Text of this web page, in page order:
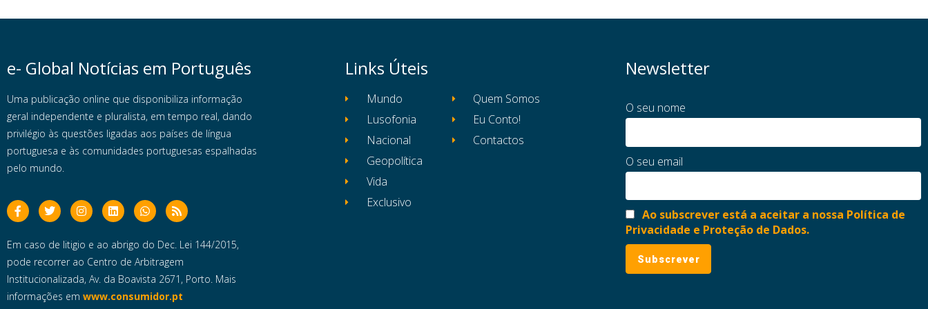
e- Global Notícias em Português
Uma publicação online que disponibiliza informação
geral independente e pluralista, em tempo real, dando
privilégio às questões ligadas aos países de língua
portuguesa e às comunidades portuguesas espalhadas
pelo mundo.
Em caso de litigio e ao abrigo do Dec. Lei 144/2015,
pode recorrer ao Centro de Arbitragem
Institucionalizada, Av. da Boavista 2671, Porto. Mais
informações em www.consumidor.pt
Links Úteis
Mundo
Lusofonia
Nacional
Geopolítica
Vida
Exclusivo
Quem Somos
Eu Conto!
Contactos
Newsletter
O seu nome
O seu email
Ao subscrever está a aceitar a nossa Política de
Privacidade e Proteção de Dados.